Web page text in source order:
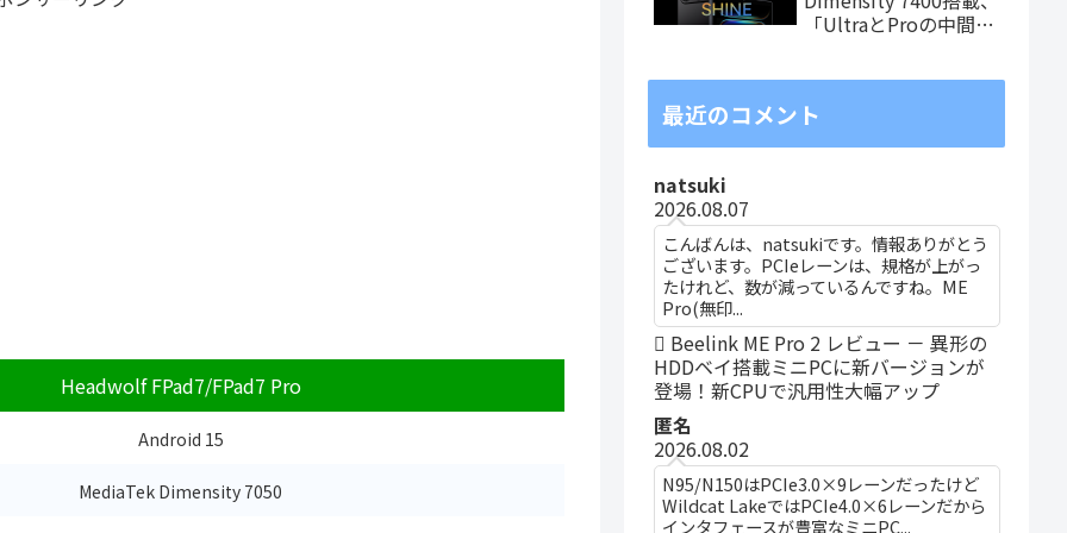
Headwolf FPad7/FPad7 Pro
Android 15
MediaTek Dimensity 7050
「UltraとProの中間ス
最近のコメント
natsuki
2026.08.07
こんばんは、natsukiです。情報ありがとう
ございます。PCIeレーンは、規格が上がっ
たけれど、数が減っているんですね。ME
Pro(無印...
Beelink ME Pro 2 レビュー － 異形の
HDDベイ搭載ミニPCに新バージョンが
登場！新CPUで汎用性大幅アップ
匿名
2026.08.02
N95/N150はPCIe3.0×9レーンだったけど
Wildcat LakeではPCIe4.0×6レーンだから
インタフェースが豊富なミニPC...